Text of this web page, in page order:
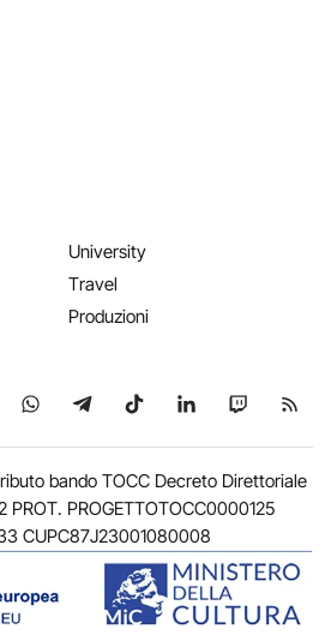
University
Travel
Produzioni
X su YouTube
Seguici su WhatsApp
Seguici su Telegram
Seguici su TikTok
Seguici su
Seguici
bando TOCC Decreto Direttoriale
PROT. PROGETTOTOCC0000125
CUPC87J23001080008